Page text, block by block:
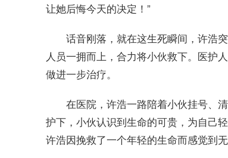
让她后悔今天的决定！”
话音刚落，就在这生死瞬间，许浩
人员一拥而上，合力将小伙救下。医护
做进一步治疗。
在医院，许浩一路陪着小伙挂号、
护下，小伙认识到生命的可贵，为自己
许浩因挽救了一个年轻的生命而感觉到无